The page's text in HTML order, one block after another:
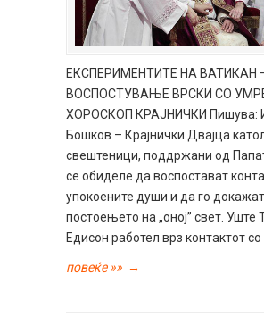
ЕКСПЕРИМЕНТИТЕ НА ВАТИКАН
ВОСПОСТУВАЊЕ ВРСКИ СО
ХОРОСКОП КРАЈНИЧКИ Пишува:
Бошков – Крајнички Двајца
свештеници, поддржани од
се обиделе да воспостават
упокоените души и да го докажат
постоењето на „оној” свет. Уште
Едисон работел врз контактот
повеќе »» →